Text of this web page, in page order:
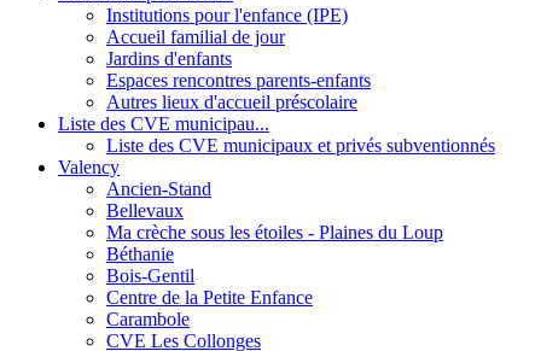
Institutions pour l'enfance (IPE)
Accueil familial de jour
Jardins d'enfants
Espaces rencontres parents-enfants
Autres lieux d'accueil préscolaire
Liste des CVE municipau...
Liste des CVE municipaux et privés subventionnés
Valency
Ancien-Stand
Bellevaux
Ma crèche sous les étoiles - Plaines du Loup
Béthanie
Bois-Gentil
Centre de la Petite Enfance
Carambole
CVE Les Collonges